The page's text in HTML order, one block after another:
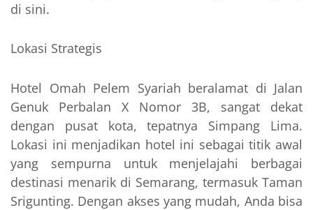
di sini.
Lokasi Strategis
Hotel Omah Pelem Syariah beralamat di Jalan
Genuk Perbalan X Nomor 3B, sangat dekat
dengan pusat kota, tepatnya Simpang Lima.
Lokasi ini menjadikan hotel ini sebagai titik awal
yang sempurna untuk menjelajahi berbagai
destinasi menarik di Semarang, termasuk Taman
Srigunting. Dengan akses yang mudah, Anda bisa